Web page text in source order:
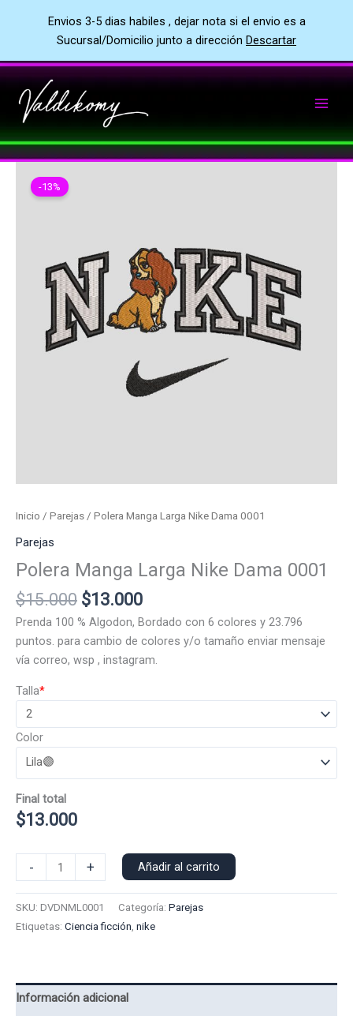
Envios 3-5 dias habiles , dejar nota si el envio es a
Sucursal/Domicilio junto a dirección Descartar
al
contenido
-13%
Inicio / Parejas / Polera Manga Larga Nike Dama 0001
Parejas
Polera Manga Larga Nike Dama 0001
$15.000 El
precio
original
era:
$13.000El
precio
actual
es:
Prenda 100 % Algodon, Bordado con 6 colores y 23.796
puntos. para cambio de colores y/o tamaño enviar mensaje
vía correo, wsp , instagram.
*
Talla
Color
Final total
$13.000
-
Manga
+ Añadir al carrito
SKU: DVDNML0001 Categoría: Parejas
Etiquetas: Ciencia ficción, nike
Información adicional